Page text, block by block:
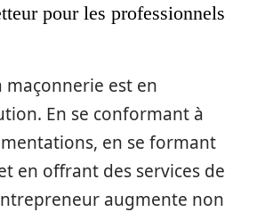
pour les professionnels
maçonnerie est en
En se conformant à
en se formant
en offrant des services de
augmente non